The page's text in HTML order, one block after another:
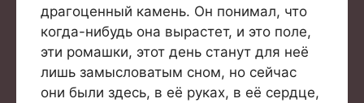
драгоценный камень. Он понимал, что
когда-нибудь она вырастет, и это поле,
эти ромашки, этот день станут для неё
лишь замысловатым сном, но сейчас
они были здесь, в её руках, в её сердце,